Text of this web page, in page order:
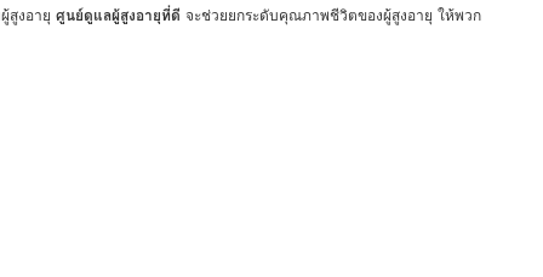
สูงอายุ ศูนย์ดูแลผู้สูงอายุที่ดี จะช่วยยกระดับคุณภาพชีวิตของผู้สูงอายุ ให้พวก